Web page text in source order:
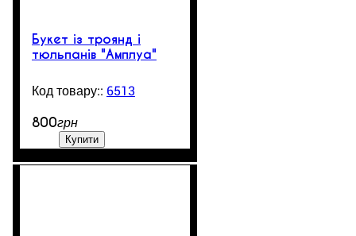
Букет із троянд і
тюльпанів "Амплуа"
6513
800грн
Купити